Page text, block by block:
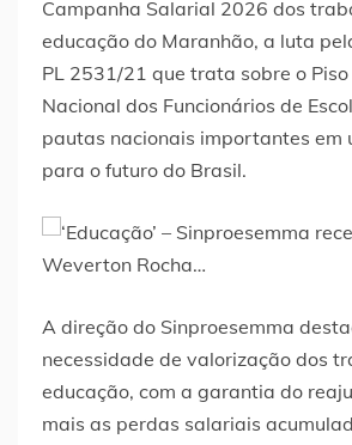
Campanha Salarial 2026 dos
educação do Maranhão, a luta
PL 2531/21 que trata sobre o
Nacional dos Funcionários de
pautas nacionais importantes em
para o futuro do Brasil.
A direção do Sinproesemma
necessidade de valorização dos
educação, com a garantia do
mais as perdas salariais